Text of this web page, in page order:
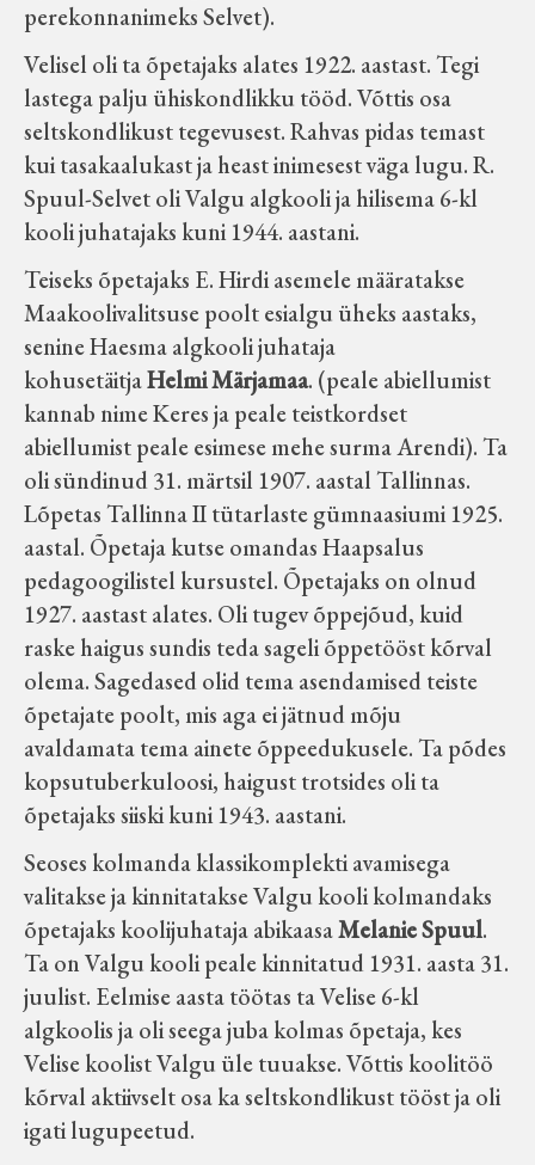
perekonnanimeks Selvet).
Velisel oli ta õpetajaks alates 1922. aastast. Tegi
lastega palju ühiskondlikku tööd. Võttis osa
seltskondlikust tegevusest. Rahvas pidas temast
kui tasakaalukast ja heast inimesest väga lugu. R.
Spuul-Selvet oli Valgu algkooli ja hilisema 6-kl
kooli juhatajaks kuni 1944. aastani.
Teiseks õpetajaks E. Hirdi asemele määratakse
Maakoolivalitsuse poolt esialgu üheks aastaks,
senine Haesma algkooli juhataja
kohusetäitjaHelmi Märjamaa. (peale abiellumist
kannab nime Keres ja peale teistkordset
abiellumist peale esimese mehe surma Arendi). Ta
oli sündinud 31. märtsil 1907. aastal Tallinnas.
Lõpetas Tallinna II tütarlaste gümnaasiumi 1925.
aastal. Õpetaja kutse omandas Haapsalus
pedagoogilistel kursustel. Õpetajaks on olnud
1927. aastast alates. Oli tugev õppejõud, kuid
raske haigus sundis teda sageli õppetööst kõrval
olema. Sagedased olid tema asendamised teiste
õpetajate poolt, mis aga ei jätnud mõju
avaldamata tema ainete õppeedukusele. Ta põdes
kopsutuberkuloosi, haigust trotsides oli ta
õpetajaks siiski kuni 1943. aastani.
Seoses kolmanda klassikomplekti avamisega
valitakse ja kinnitatakse Valgu kooli kolmandaks
õpetajaks koolijuhataja abikaasaMelanie Spuul.
Ta on Valgu kooli peale kinnitatud 1931. aasta 31.
juulist. Eelmise aasta töötas ta Velise 6-kl
algkoolis ja oli seega juba kolmas õpetaja, kes
Velise koolist Valgu üle tuuakse. Võttis koolitöö
kõrval aktiivselt osa ka seltskondlikust tööst ja oli
igati lugupeetud.